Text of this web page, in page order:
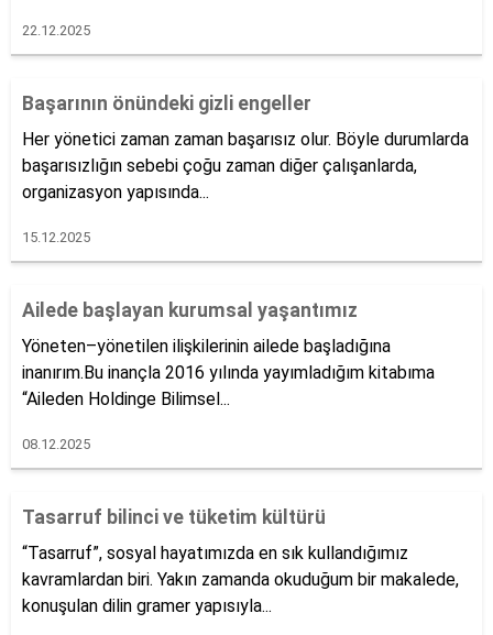
22.12.2025
Başarının önündeki gizli engeller
Her yönetici zaman zaman başarısız olur. Böyle durumlarda
başarısızlığın sebebi çoğu zaman diğer çalışanlarda,
organizasyon yapısında...
15.12.2025
Ailede başlayan kurumsal yaşantımız
Yöneten–yönetilen ilişkilerinin ailede başladığına
inanırım.Bu inançla 2016 yılında yayımladığım kitabıma
“Aileden Holdinge Bilimsel...
08.12.2025
Tasarruf bilinci ve tüketim kültürü
“Tasarruf”, sosyal hayatımızda en sık kullandığımız
kavramlardan biri. Yakın zamanda okuduğum bir makalede,
konuşulan dilin gramer yapısıyla...